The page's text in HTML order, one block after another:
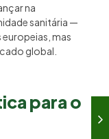
na
sanitária —
mas
global.
para o